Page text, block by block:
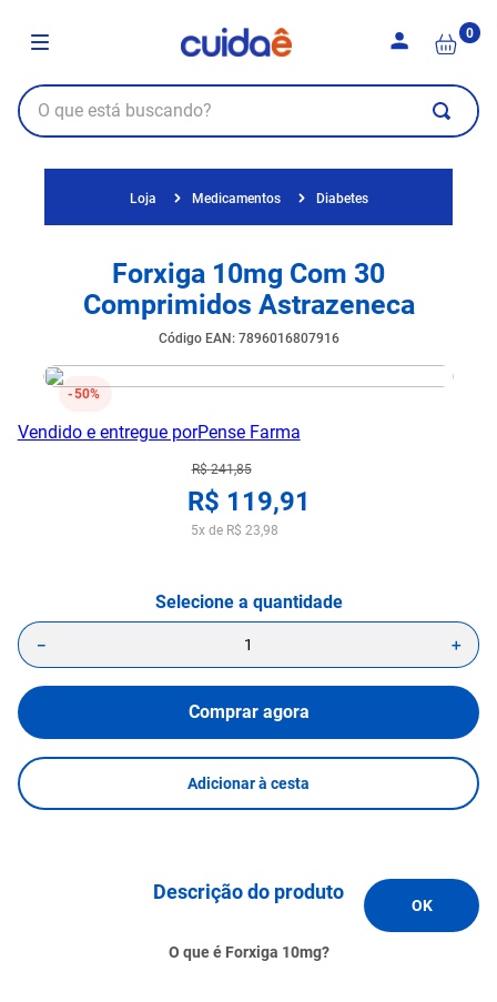
0
Medicamentos Diabetes
Forxiga 10mg Com 30
Comprimidos Astrazeneca
Código EAN : 7896016807916
50%
Vendido e entregue porPense Farma
5x de R$ 23,98
R$ 119,91
R$ 241,85
＋
－
Comprar agora
Adicionar à cesta
Descrição do produto
O que é Forxiga 10mg?